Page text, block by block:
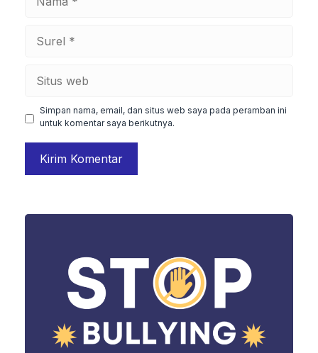
Simpan nama, email, dan situs web saya pada peramban ini
untuk komentar saya berikutnya.